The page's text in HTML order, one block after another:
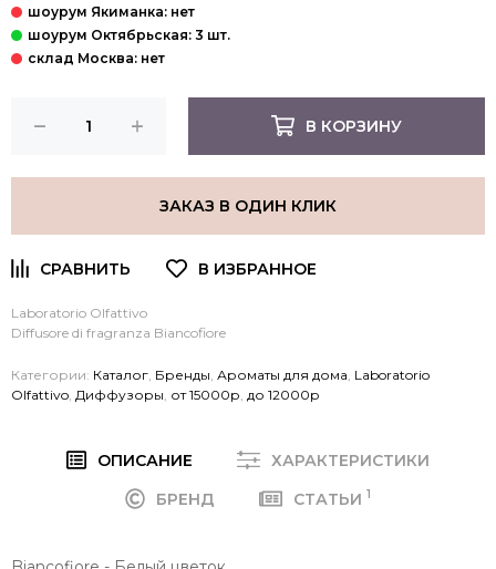
В КОРЗИНУ
ЗАКАЗ В ОДИН КЛИК
Laboratorio Olfattivo
Diffusore di fragranza Biancofiore
Категории: Каталог Бренды Ароматы для дома Laboratorio
Olfattivo Диффузоры от 15000р до 12000р
ОПИСАНИЕ
ХАРАКТЕРИСТИКИ
БРЕНД
СТАТЬИ 1